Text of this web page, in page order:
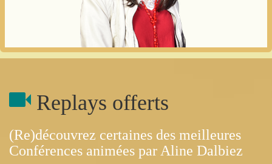
Replays offerts
(Re)découvrez certaines des meilleures
Conférences animées par Aline Dalbiez